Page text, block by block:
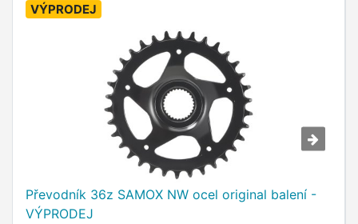
VÝPRODEJ
Převodník 36z SAMOX NW ocel original balení -
VÝPRODEJ